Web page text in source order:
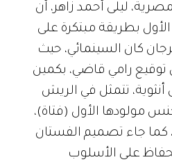
ليلى أحمد زاهر، أن
بطريقة مبتكرة على
كان السينمائي، حيث
رامي قاضي، بكمين
تتمثل في الريش
مولودها الأول (فتاة)،
جاء تصميم الفستان
على الأسلوب